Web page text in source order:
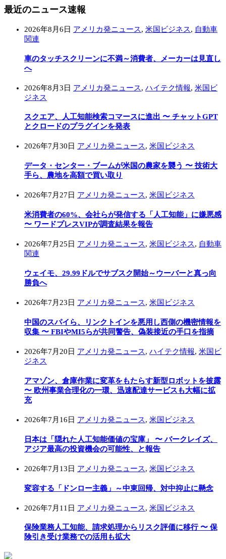
最近のニュース速報
2026年8月6日 アメリカ発ニュース, 米国ビジネス, 自動車
関連
車のタッチスクリーンに不満～消費者、メーカーは見直し
へ
2026年8月3日 アメリカ発ニュース, ハイテク情報, 米国ビ
ジネス
スクエア、人工知能検索コマースに進出 〜 チャットGPT
とクロードのプラグインを発表
2026年7月30日 アメリカ発ニュース, 米国ビジネス
データ・センター・ブームが米国の農家を襲う 〜 技術大
手ら、農地を高額で買い取り
2026年7月27日 アメリカ発ニュース, 米国ビジネス
米消費者の60%、会社らが発信する「人工知能」に嫌悪感
〜 ワードプレスVIPが調査結果を報告
2026年7月25日 アメリカ発ニュース, 米国ビジネス, 自動車
関連
ウェイモ、29.99ドルでサブスク開始～ウーバーと真っ向
勝負へ
2026年7月23日 アメリカ発ニュース, 米国ビジネス
中国のスパイら、リンクトインを悪用し西側の機密情報を
収集 〜 FBIやMI5らが共同警告、偽装接近の手口を指摘
2026年7月20日 アメリカ発ニュース, ハイテク情報, 米国ビ
ジネス
アマゾン、倉庫作業に変革をもたらす新型ロボットを披露
〜 欧州事業合理化の一環、迅速配達サービスも大幅に拡
充
2026年7月16日 アメリカ発ニュース, 米国ビジネス
日本は「隠れた人工知能価値の宝庫」 〜 バークレイズ、
アジア最高の投資機会の可能性、と報告
2026年7月13日 アメリカ発ニュース, 米国ビジネス
変容する「ドンロー主義」～中東回帰、対中抑止に懸念
2026年7月11日 アメリカ発ニュース, 米国ビジネス
保険業務人工知能、請求処理からリスク評価に移行 〜 保
険引き受け業務での活用も拡大